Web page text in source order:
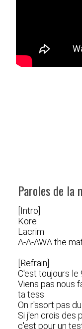
Paroles de la
[Intro]
Kore
Lacrim
A-A-AWA the
[Refrain]
C'est toujours le
Viens pas nous
ta tess
On r'ssort pas
Si j'en crois des
c'est pour un